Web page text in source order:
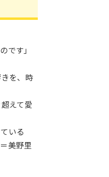
です」
を、時
えて愛
いる
美野里